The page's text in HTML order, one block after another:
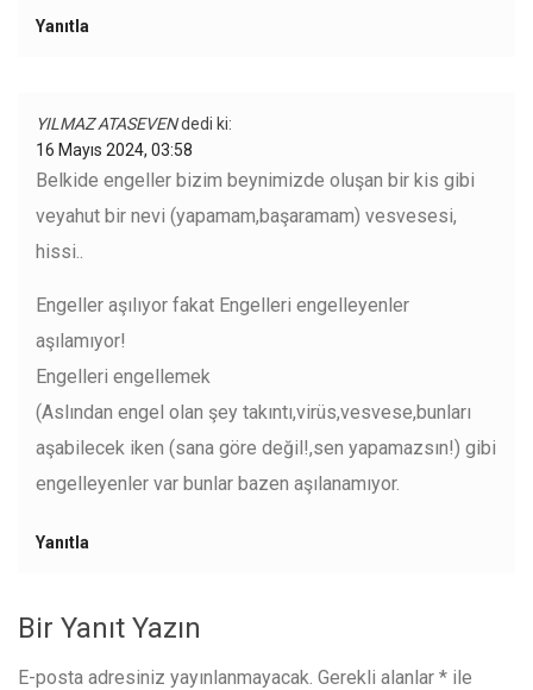
Yanıtla
YILMAZ ATASEVENdedi ki:
16 Mayıs 2024, 03:58
Belkide engeller bizim beynimizde oluşan bir kis gibi
veyahut bir nevi (yapamam,başaramam) vesvesesi,
hissi..
Engeller aşılıyor fakat Engelleri engelleyenler
aşılamıyor!
Engelleri engellemek
(Aslından engel olan şey takıntı,virüs,vesvese,bunları
aşabilecek iken (sana göre değil!,sen yapamazsın!) gibi
engelleyenler var bunlar bazen aşılanamıyor.
Yanıtla
Bir Yanıt Yazın
E-posta adresiniz yayınlanmayacak. Gerekli alanlar * ile